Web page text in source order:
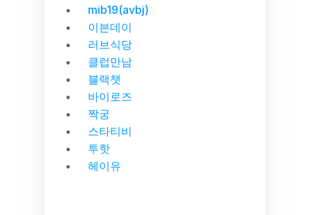
mib19(avbj)
이븐데이
러브식당
클럽만남
블랙챗
바이로즈
짝궁
스타티비
투핫
헤이유